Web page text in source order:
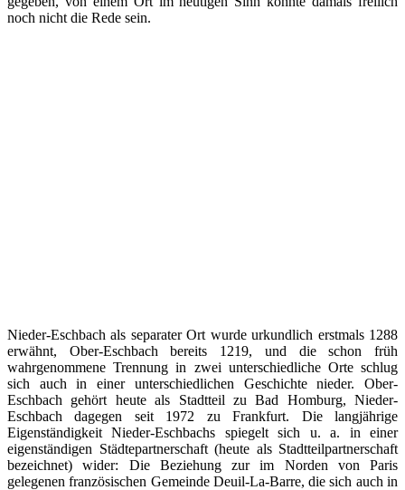
noch nicht die Rede sein.
Nieder-Eschbach als separater Ort wurde urkundlich erstmals 1288
erwähnt, Ober-Eschbach bereits 1219, und die schon früh
wahrgenommene Trennung in zwei unterschiedliche Orte schlug
sich auch in einer unterschiedlichen Geschichte nieder. Ober-
Eschbach gehört heute als Stadtteil zu Bad Homburg, Nieder-
Eschbach dagegen seit 1972 zu Frankfurt. Die langjährige
Eigenständigkeit Nieder-Eschbachs spiegelt sich u. a. in einer
eigenständigen Städtepartnerschaft (heute als Stadtteilpartnerschaft
bezeichnet) wider: Die Beziehung zur im Norden von Paris
gelegenen französischen Gemeinde Deuil-La-Barre, die sich auch in